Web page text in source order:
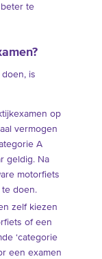
te
is
op
vermogen
A
geldig. Na
motorfiets
doen.
zelf kiezen
of een
‘categorie
een examen